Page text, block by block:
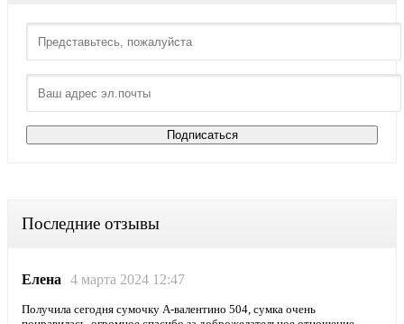
Последние отзывы
Елена 4 марта 2024 12:47
Получила сегодня сумочку А-валентино 504, сумка очень